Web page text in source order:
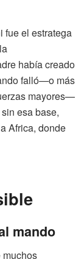
fue el estratega
había creado
falló—o más
mayores—
esa base,
Africa, donde
mando
muchos